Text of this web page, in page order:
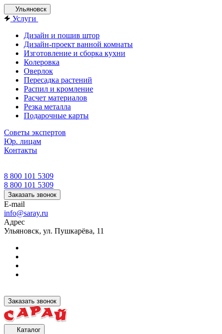
Ульяновск
Услуги
Дизайн и пошив штор
Дизайн-проект ванной комнаты
Изготовление и сборка кухни
Колеровка
Оверлок
Пересадка растений
Распил и кромление
Расчет материалов
Резка металла
Подарочные карты
Советы экспертов
Юр. лицам
Контакты
8 800 101 5309
8 800 101 5309
Заказать звонок
E-mail
info@saray.ru
Адрес
Ульяновск, ул. Пушкарёва, 11
Заказать звонок
Каталог